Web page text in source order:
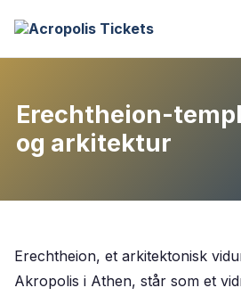
Erechtheion-
og arkitektur
Erechtheion, et arkitektonisk
Akropolis i Athen, står som et